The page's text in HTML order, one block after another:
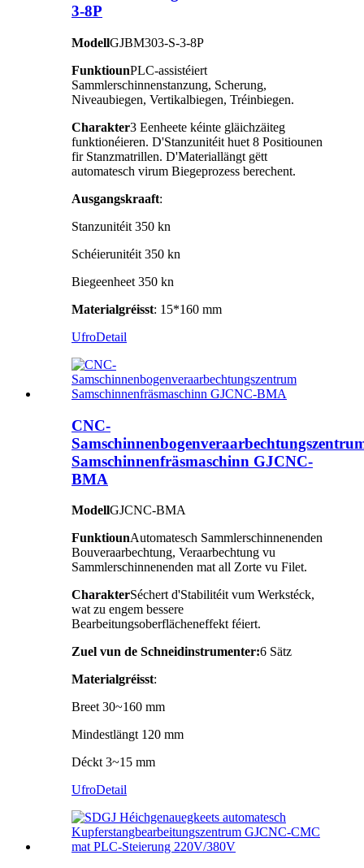
3-8P
ModellGJBM303-S-3-8P
FunktiounPLC-assistéiert
Sammlerschinnenstanzung, Scherung,
Niveaubiegen, Vertikalbiegen, Tréinbiegen.
Charakter3 Eenheete kéinte gläichzäiteg
funktionéieren. D'Stanzunitéit huet 8 Positiounen
fir Stanzmatrillen. D'Materiallängt gëtt
automatesch virum Biegeprozess berechent.
Ausgangskraaft:
Stanzunitéit 350 kn
Schéierunitéit 350 kn
Biegeenheet 350 kn
Materialgréisst: 15*160 mm
UfroDetail
CNC-
Samschinnenfräsmaschinn GJCNC-
BMA
ModellGJCNC-BMA
FunktiounAutomatesch Sammlerschinnenenden
Bouveraarbechtung, Veraarbechtung vu
Sammlerschinnenenden mat all Zorte vu Filet.
CharakterSéchert d'Stabilitéit vum Werkstéck,
wat zu engem bessere
Bearbeitungsoberflächeneffekt féiert.
Zuel vun de Schneidinstrumenter:6 Sätz
Materialgréisst:
Breet 30~160 mm
Mindestlängt 120 mm
Déckt 3~15 mm
UfroDetail